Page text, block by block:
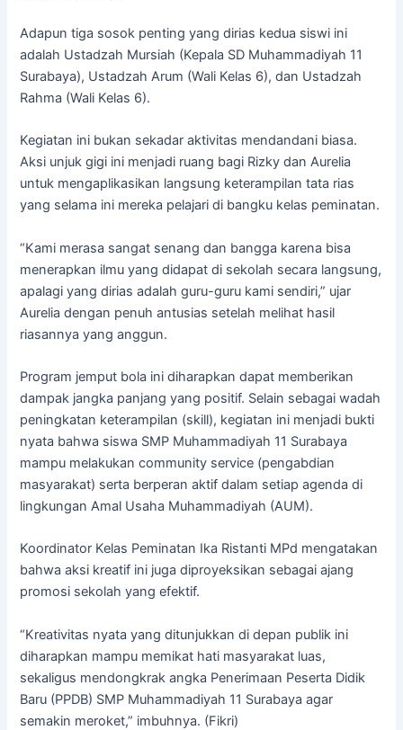
Adapun tiga sosok penting yang dirias kedua siswi ini
adalah Ustadzah Mursiah (Kepala SD Muhammadiyah 11
Surabaya), Ustadzah Arum (Wali Kelas 6), dan Ustadzah
Rahma (Wali Kelas 6).
Kegiatan ini bukan sekadar aktivitas mendandani biasa.
Aksi unjuk gigi ini menjadi ruang bagi Rizky dan Aurelia
untuk mengaplikasikan langsung keterampilan tata rias
yang selama ini mereka pelajari di bangku kelas peminatan.
“Kami merasa sangat senang dan bangga karena bisa
menerapkan ilmu yang didapat di sekolah secara langsung,
apalagi yang dirias adalah guru-guru kami sendiri,” ujar
Aurelia dengan penuh antusias setelah melihat hasil
riasannya yang anggun.
Program jemput bola ini diharapkan dapat memberikan
dampak jangka panjang yang positif. Selain sebagai wadah
peningkatan keterampilan (skill), kegiatan ini menjadi bukti
nyata bahwa siswa SMP Muhammadiyah 11 Surabaya
mampu melakukan community service (pengabdian
masyarakat) serta berperan aktif dalam setiap agenda di
lingkungan Amal Usaha Muhammadiyah (AUM).
Koordinator Kelas Peminatan Ika Ristanti MPd mengatakan
bahwa aksi kreatif ini juga diproyeksikan sebagai ajang
promosi sekolah yang efektif.
“Kreativitas nyata yang ditunjukkan di depan publik ini
diharapkan mampu memikat hati masyarakat luas,
sekaligus mendongkrak angka Penerimaan Peserta Didik
Baru (PPDB) SMP Muhammadiyah 11 Surabaya agar
semakin meroket,” imbuhnya. (Fikri)